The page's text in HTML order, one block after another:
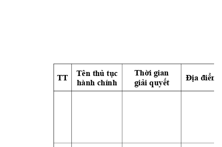
TT
Tên thủ tục
hành chính
Thời gian
giải quyết
Địa điểm